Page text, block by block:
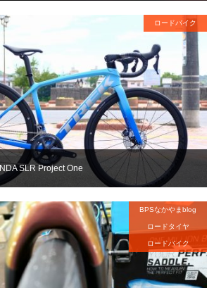
SLR Project One
ロードバイク
BPSなかやまblog
ロードタイヤ
ロードバイク